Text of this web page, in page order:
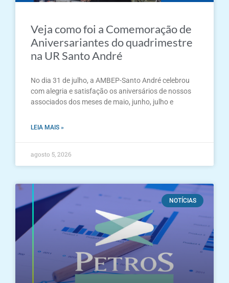
Veja como foi a Comemoração de
Aniversariantes do quadrimestre
na UR Santo André
No dia 31 de julho, a AMBEP-Santo André celebrou
com alegria e satisfação os aniversários de nossos
associados dos meses de maio, junho, julho e
LEIA MAIS »
agosto 5, 2026
NOTÍCIAS